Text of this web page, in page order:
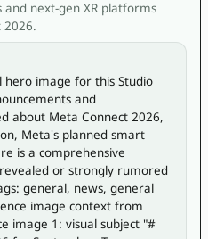
next-gen XR platforms
2026.
hero image for this Studio
and
about Meta Connect 2026,
Meta's planned smart
is a comprehensive
or strongly rumored
general, news, general
image context from
image 1: visual subject "#